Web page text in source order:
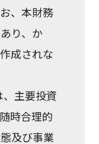
、本財務
り、か
成されな
主要投資
時合理的
及び事業